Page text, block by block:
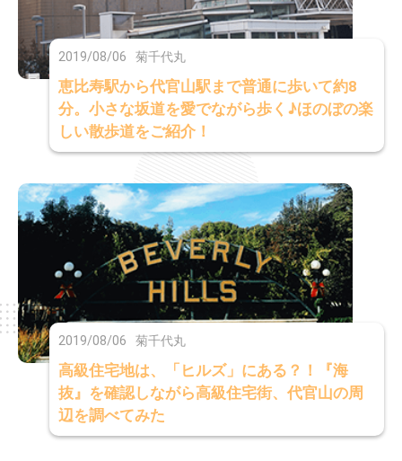
2019/08/06 菊千代丸
恵比寿駅から代官山駅まで普通に歩いて約8
分。小さな坂道を愛でながら歩く♪ほのぼの楽
しい散歩道をご紹介！
2019/08/06 菊千代丸
高級住宅地は、「ヒルズ」にある？！『海
抜』を確認しながら高級住宅街、代官山の周
辺を調べてみた